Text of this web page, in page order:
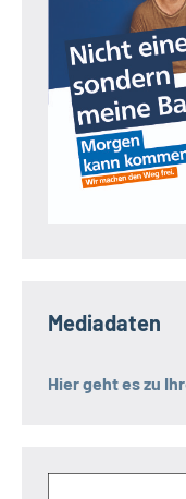
Mediadaten
Hier geht es zu